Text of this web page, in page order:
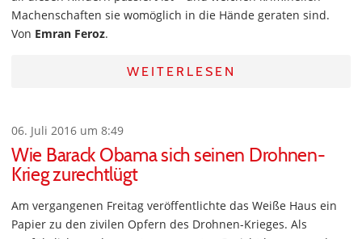
Machenschaften sie womöglich in die Hände geraten sind.
Von Emran Feroz.
WEITERLESEN
06. Juli 2016 um 8:49
Wie Barack Obama sich seinen Drohnen-
Krieg zurechtlügt
Am vergangenen Freitag veröffentlichte das Weiße Haus ein
Papier zu den zivilen Opfern des Drohnen-Krieges. Als